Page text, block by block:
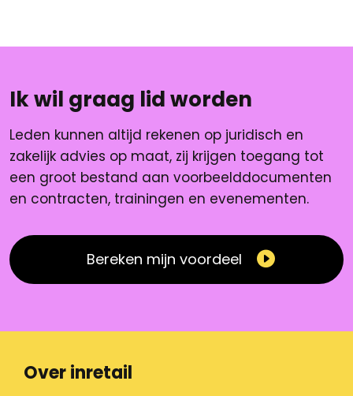
Ik wil graag lid worden
Leden kunnen altijd rekenen op juridisch en
zakelijk advies op maat, zij krijgen toegang tot
een groot bestand aan voorbeelddocumenten
en contracten, trainingen en evenementen.
Bereken mijn voordeel
Over inretail